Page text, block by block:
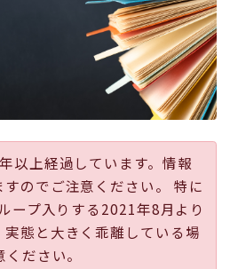
以上経過しています。情報
のでご注意ください。 特に
ープ入りする2021年8月より
態と大きく乖離している場
ださい。